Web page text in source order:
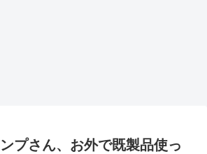
ンプさん、お外で既製品使っ